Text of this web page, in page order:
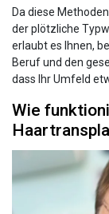
Da diese
der plötzliche
erlaubt es Ihnen,
Beruf und den
dass Ihr Umfeld
Wie